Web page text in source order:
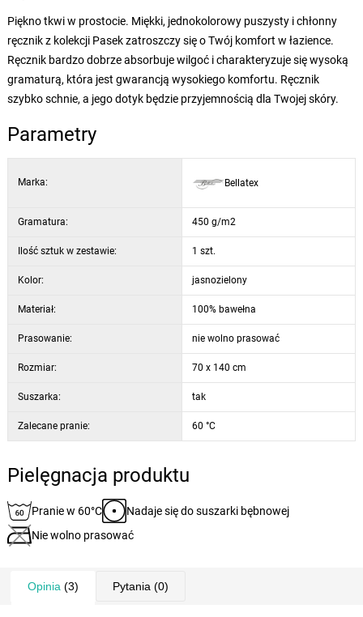
Piękno tkwi w prostocie. Miękki, jednokolorowy puszysty i chłonny
ręcznik z kolekcji Pasek zatroszczy się o Twój komfort w łazience.
Ręcznik bardzo dobrze absorbuje wilgoć i charakteryzuje się wysoką
gramaturą, która jest gwarancją wysokiego komfortu. Ręcznik
szybko schnie, a jego dotyk będzie przyjemnością dla Twojej skóry.
Parametry
Marka: Bellatex
Gramatura: 450 g/m2
Ilość sztuk w zestawie: 1 szt.
Kolor: jasnozielony
Materiał: 100% bawełna
Prasowanie: nie wolno prasować
Rozmiar: 70 x 140 cm
Suszarka: tak
Zalecane pranie: 60 °C
Pielęgnacja produktu
Pranie w 60°C
Nadaje się do suszarki bębnowej
Nie wolno prasować
Opinia (3) Pytania (0)